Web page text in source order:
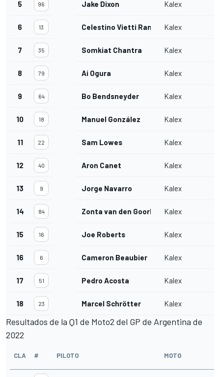
5 96 Jake Dixon Kalex
6 13 Celestino Vietti Ramus Kalex
7 35 Somkiat Chantra Kalex
8 79 Ai Ogura Kalex
9 64 Bo Bendsneyder Kalex
10 18 Manuel González Kalex
11 22 Sam Lowes Kalex
12 40 Aron Canet Kalex
13 9 Jorge Navarro Kalex
14 84 Zonta van den GoorberghKalex
15 16 Joe Roberts Kalex
16 6 Cameron Beaubier Kalex
17 51 Pedro Acosta Kalex
18 23 Marcel Schrötter Kalex
Resultados de la Q1 de Moto2 del GP de Argentina de
2022
CLA # PILOTO MOTO